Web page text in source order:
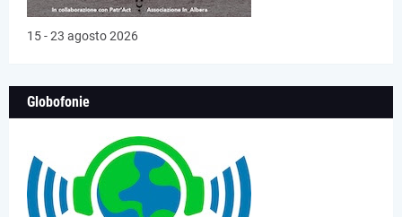
15 - 23 agosto 2026
Globofonie